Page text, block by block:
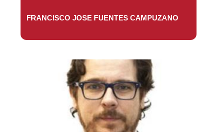
FRANCISCO JOSE FUENTES CAMPUZANO